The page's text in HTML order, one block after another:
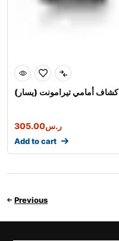
كشاف أمامي تيرامونت (يسار)
ر.س305.00
Add to cart
Previous